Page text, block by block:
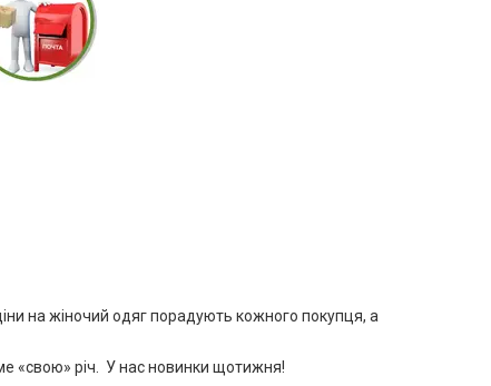
на жіночий одяг порадують кожного покупця, а
«свою» річ. У нас новинки щотижня!